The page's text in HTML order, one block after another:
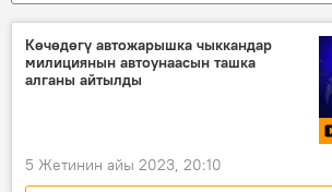
Көчөдөгү автожарышка чыккандар
милициянын автоунаасын ташка
алганы айтылды
5 Жетинин айы 2023, 20:10